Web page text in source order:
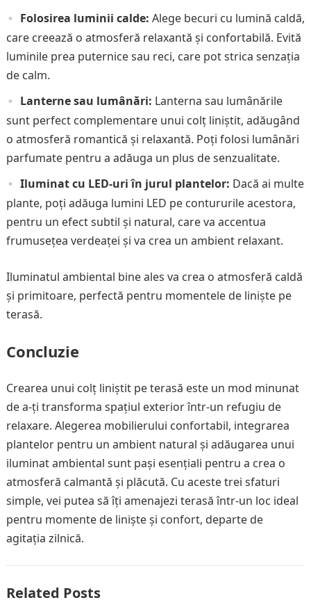
Folosirea luminii calde: Alege becuri cu lumină caldă,
care creează o atmosferă relaxantă și confortabilă. Evită
luminile prea puternice sau reci, care pot strica senzația
de calm.
Lanterne sau lumânări: Lanterna sau lumânările
sunt perfect complementare unui colț liniștit, adăugând
o atmosferă romantică și relaxantă. Poți folosi lumânări
parfumate pentru a adăuga un plus de senzualitate.
Iluminat cu LED-uri în jurul plantelor: Dacă ai multe
plante, poți adăuga lumini LED pe contururile acestora,
pentru un efect subtil și natural, care va accentua
frumusețea verdeaței și va crea un ambient relaxant.
Iluminatul ambiental bine ales va crea o atmosferă caldă
și primitoare, perfectă pentru momentele de liniște pe
terasă.
Concluzie
Crearea unui colț liniștit pe terasă este un mod minunat
de a-ți transforma spațiul exterior într-un refugiu de
relaxare. Alegerea mobilierului confortabil, integrarea
plantelor pentru un ambient natural și adăugarea unui
iluminat ambiental sunt pași esențiali pentru a crea o
atmosferă calmantă și plăcută. Cu aceste trei sfaturi
simple, vei putea să îți amenajezi terasă într-un loc ideal
pentru momente de liniște și confort, departe de
agitația zilnică.
Related Posts